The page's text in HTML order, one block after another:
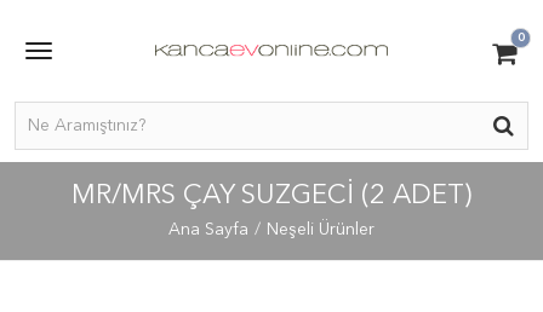
0
MR/MRS ÇAY SUZGECI (2 ADET)
Ana Sayfa Neşeli Ürünler